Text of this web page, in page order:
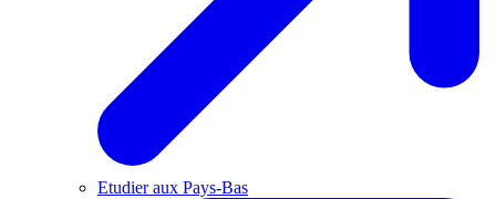
Etudier aux Pays-Bas